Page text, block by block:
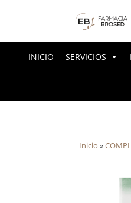
INICIO SERVICIOS
Inicio »